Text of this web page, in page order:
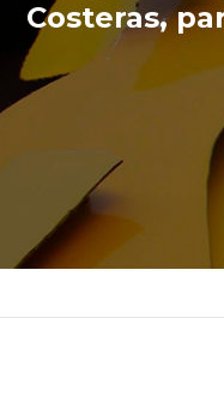
Costeras,